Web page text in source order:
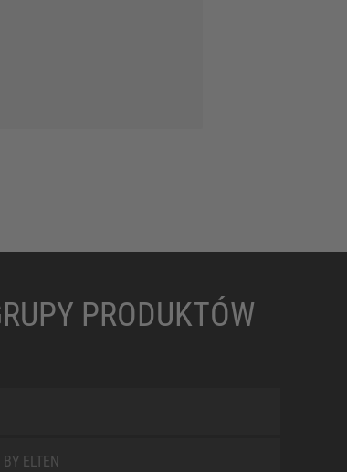
PRODUKTÓW
ELTEN